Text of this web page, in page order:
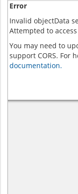
Error
Invalid objectData
Attempted to
You may need to
support CORS. For
documentation.